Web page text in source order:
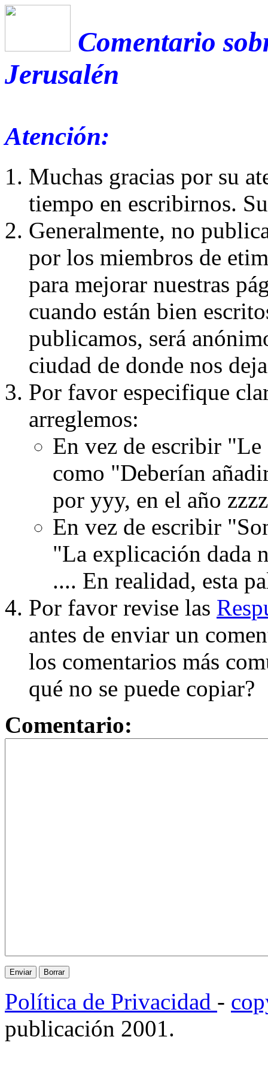
Comentario
Jerusalén
Atención:
Muchas gracias por su
tiempo en escribirnos.
Generalmente, no
por los miembros de
para mejorar nuestras
cuando están bien
publicamos, será
ciudad de donde nos
Por favor especifique
arreglemos:
En vez de escribir
como "Deberían
por yyy, en el año
En vez de escribir
"La explicación dada
.... En realidad, esta
Por favor revise las
antes de enviar un
los comentarios más
qué no se puede copiar?
Comentario:
Política de Privacidad -
publicación 2001.